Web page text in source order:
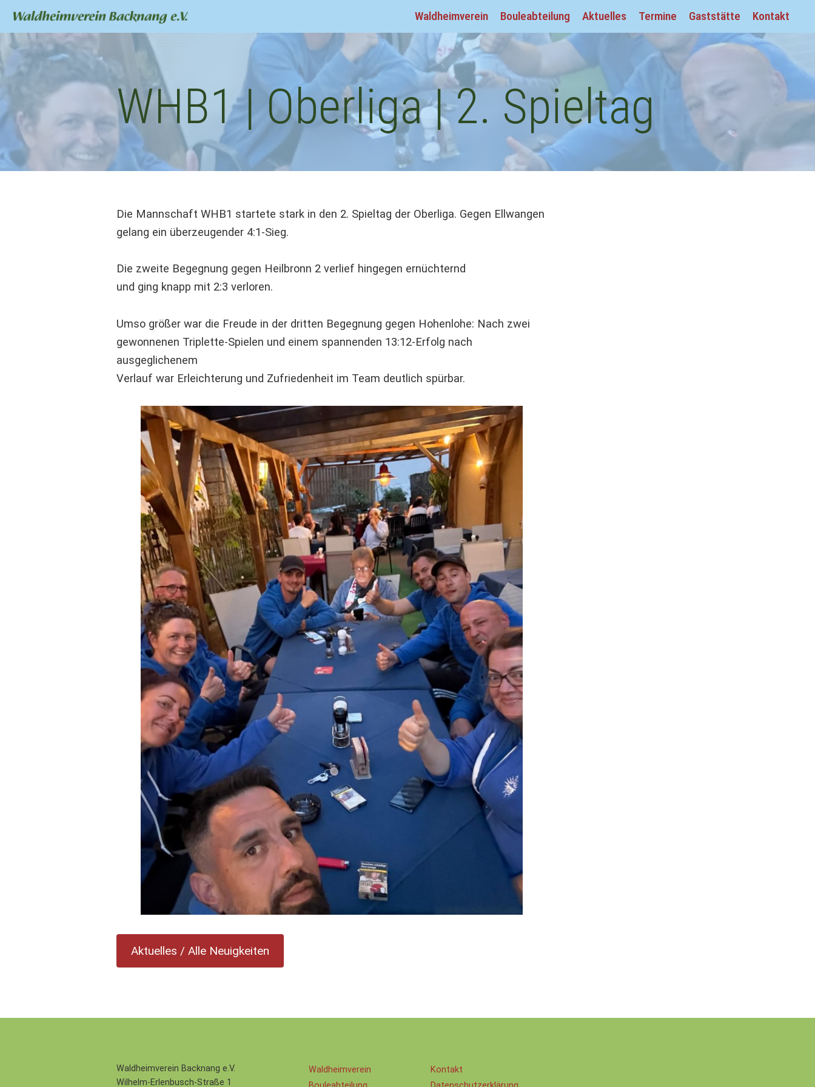
Waldheimverein Bouleabteilung Aktuelles Termine Gaststätte Kontakt
WHB1 | Oberliga | 2. Spieltag
Die Mannschaft WHB1 startete stark in den 2. Spieltag der Oberliga. Gegen Ellwangen
gelang ein überzeugender 4:1-Sieg.
Die zweite Begegnung gegen Heilbronn 2 verlief hingegen ernüchternd
und ging knapp mit 2:3 verloren.
Umso größer war die Freude in der dritten Begegnung gegen Hohenlohe: Nach zwei
gewonnenen Triplette-Spielen und einem spannenden 13:12-Erfolg nach
ausgeglichenem
Verlauf war Erleichterung und Zufriedenheit im Team deutlich spürbar.
Aktuelles / Alle Neuigkeiten
Waldheimverein Backnang e.V.
Wilhelm-Erlenbusch-Straße 1
Waldheimverein
Kontakt